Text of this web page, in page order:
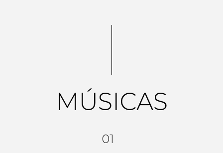
MÚSICAS
01